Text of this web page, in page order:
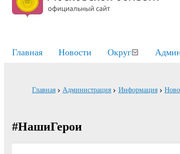
Главная Новости Округ
Главная Администрация Информация
#НашиГерои